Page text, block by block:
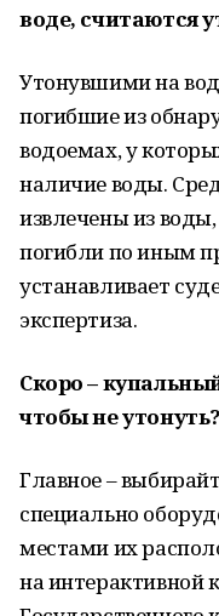
воде, считаются
Утонувшими на
погибшие из
водоемах, у
наличие воды.
извлечены из
погибли по иным
устанавливает
экспертиза.
Скоро –
чтобы не утонуть?
Главное –
специально
местами их
на интерактивной